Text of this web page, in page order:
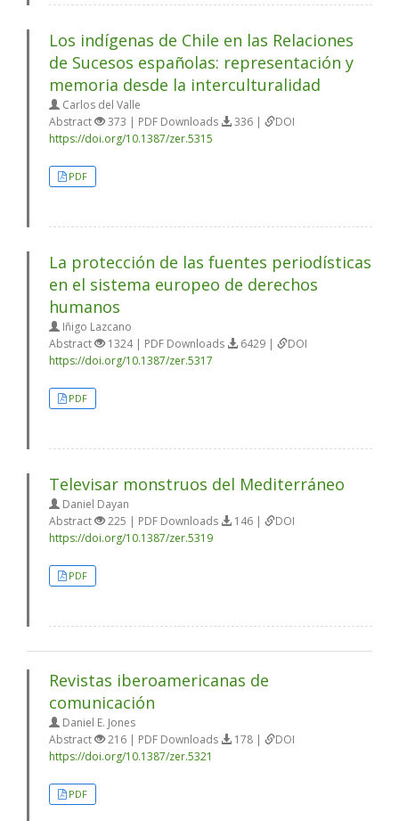
Los indígenas de Chile en las Relaciones
de Sucesos españolas: representación y
memoria desde la interculturalidad
Carlos del Valle
Abstract
373 | PDF Downloads 336 |
DOI
https://doi.org/10.1387/zer.5315
PDF
La protección de las fuentes periodísticas
en el sistema europeo de derechos
humanos
Iñigo Lazcano
Abstract
1324 | PDF Downloads 6429 |
DOI
https://doi.org/10.1387/zer.5317
PDF
Televisar monstruos del Mediterráneo
Daniel Dayan
Abstract
225 | PDF Downloads 146 |
DOI
https://doi.org/10.1387/zer.5319
PDF
Revistas iberoamericanas de
comunicación
Daniel E. Jones
Abstract
216 | PDF Downloads 178 |
DOI
https://doi.org/10.1387/zer.5321
PDF